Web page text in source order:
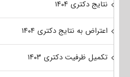
نتایج دکتری ۱۴۰۴
اعتراض به نتایج دکتری ۱۴۰۴
تکمیل ظرفیت دکتری ۱۴۰۳